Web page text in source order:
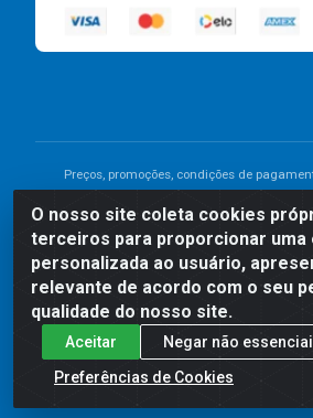
O nosso site coleta cookies
terceiros para proporcionar uma
personalizada ao usuário,
relevante de acordo com o seu
qualidade do nosso site.
Aceitar
Negar não
Preferências de Cookies
Preços, promoções, condições de
divergência de preço de um produto, será
exibido no carrinho de compras do site no
As vendas estão sujeitas a análise e
Imagens de produtos meramente
Comercial de Construção 2001
Eucarístico, 1179 - São José,
000 - 70.220.389/